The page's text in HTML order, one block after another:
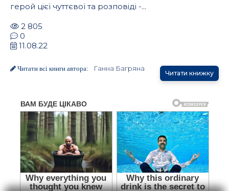
герой цієї чуттєвої та розповіді -...
2 805
0
11.08.22
Читати всі книги автора: Ганна Багряна
Читати книжку